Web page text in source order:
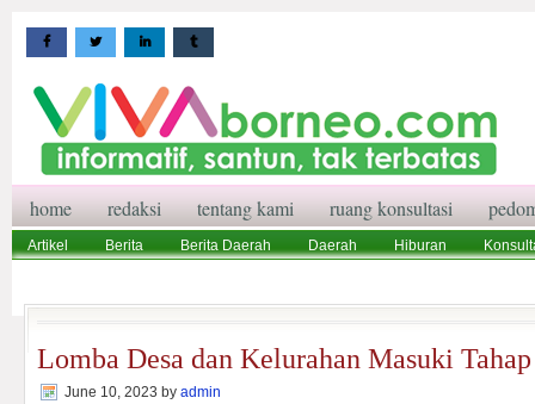
home redaksi tentang kami ruang konsultasi
Artikel Berita Berita Daerah Daerah Hiburan
Lomba Desa dan Kelurahan Masuki
June 10, 2023 by admin